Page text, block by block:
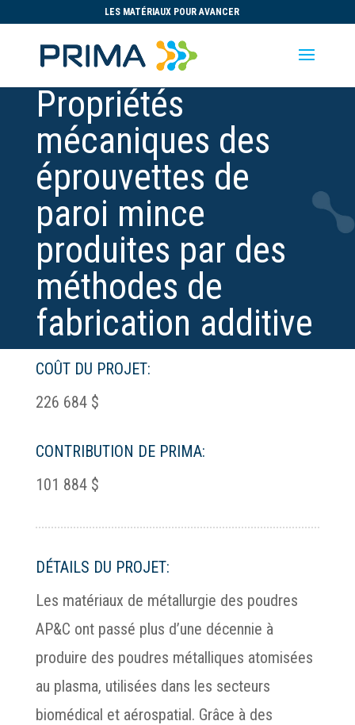
LES MATÉRIAUX POUR AVANCER
Propriétés
mécaniques des
éprouvettes de
paroi mince
produites par des
méthodes de
fabrication additive
COÛT DU PROJET:
226 684 $
CONTRIBUTION DE PRIMA:
101 884 $
DÉTAILS DU PROJET:
Les matériaux de métallurgie des poudres
AP&C ont passé plus d’une décennie à
produire des poudres métalliques atomisées
au plasma, utilisées dans les secteurs
biomédical et aérospatial. Grâce à des